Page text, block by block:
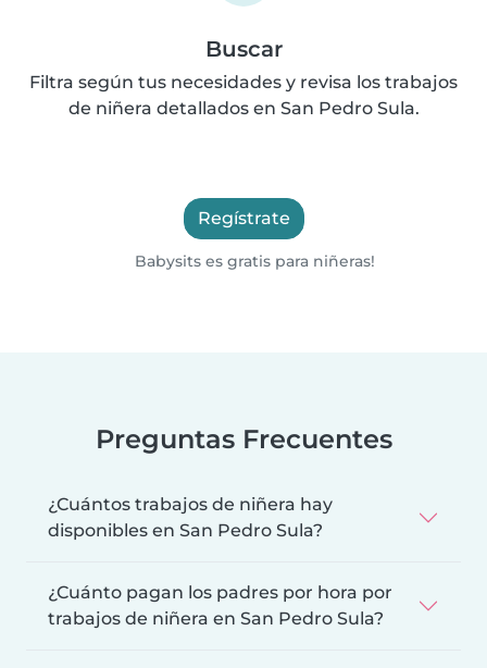
Buscar
Filtra según tus necesidades y revisa los trabajos
de niñera detallados en San Pedro Sula.
Regístrate
Babysits es gratis para niñeras!
Preguntas Frecuentes
¿Cuántos trabajos de niñera hay
disponibles en San Pedro Sula?
¿Cuánto pagan los padres por hora por
trabajos de niñera en San Pedro Sula?